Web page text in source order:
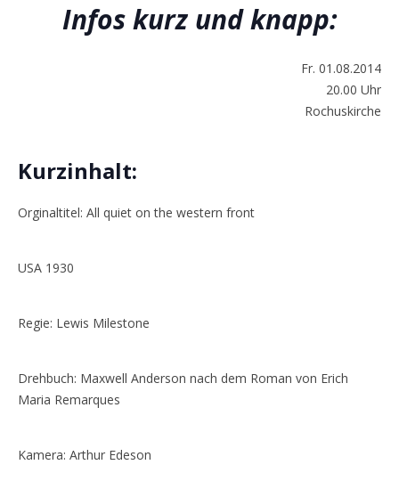
Infos kurz und knapp:
Fr. 01.08.2014
20.00 Uhr
Rochuskirche
Kurzinhalt:
Orginaltitel: All quiet on the western front
USA 1930
Regie: Lewis Milestone
Drehbuch: Maxwell Anderson nach dem Roman von Erich
Maria Remarques
Kamera: Arthur Edeson